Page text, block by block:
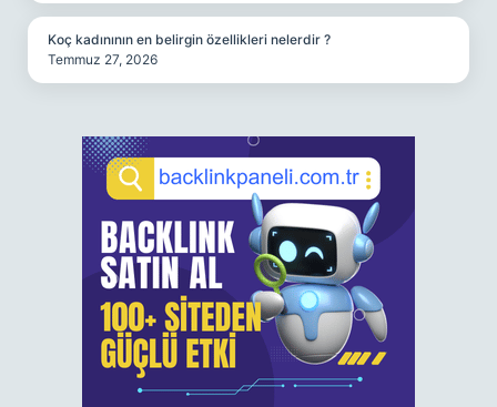
Koç kadınının en belirgin özellikleri nelerdir ?
Temmuz 27, 2026